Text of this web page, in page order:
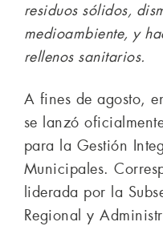
residuos sólidos,
medioambiente, y
rellenos sanitarios.
A fines de agosto,
se lanzó
para la Gestión
Municipales.
liderada por la
Regional y